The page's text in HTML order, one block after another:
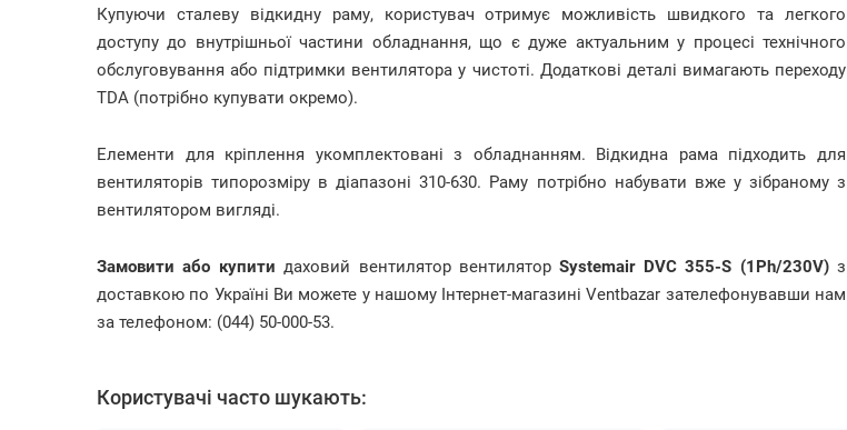
Купуючи сталеву відкидну раму, користувач отримує можливість швидкого та легкого
доступу до внутрішньої частини обладнання, що є дуже актуальним у процесі технічного
обслуговування або підтримки вентилятора у чистоті. Додаткові деталі вимагають переходу
TDA (потрібно купувати окремо).
Елементи для кріплення укомплектовані з обладнанням. Відкидна рама підходить для
вентиляторів типорозміру в діапазоні 310-630. Раму потрібно набувати вже у зібраному з
вентилятором вигляді.
Замовити або купити даховий вентилятор вентиляторSystemair DVC 355-S (1Ph/230V)з
доставкою по Україні Ви можете у нашому Інтернет-магазині Ventbazar зателефонувавши нам
за телефоном: (044) 50-000-53.
Користувачі часто шукають: